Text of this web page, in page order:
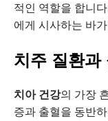
적인 역할을 합니
에게 시사하는 바
치주 질환과
치아 건강의 가장
증과 출혈을 동반